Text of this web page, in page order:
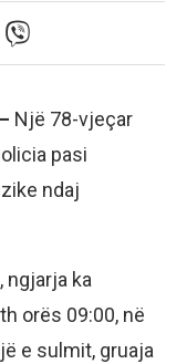
Një 78-vjeçar
pasi
ndaj
ngjarja ka
orës 09:00, në
e sulmit, gruaja